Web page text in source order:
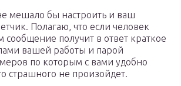
мешало бы настроить и ваш
Полагаю, что если человек
сообщение получит в ответ краткое
вашей работы и парой
по которым с вами удобно
страшного не произойдет.